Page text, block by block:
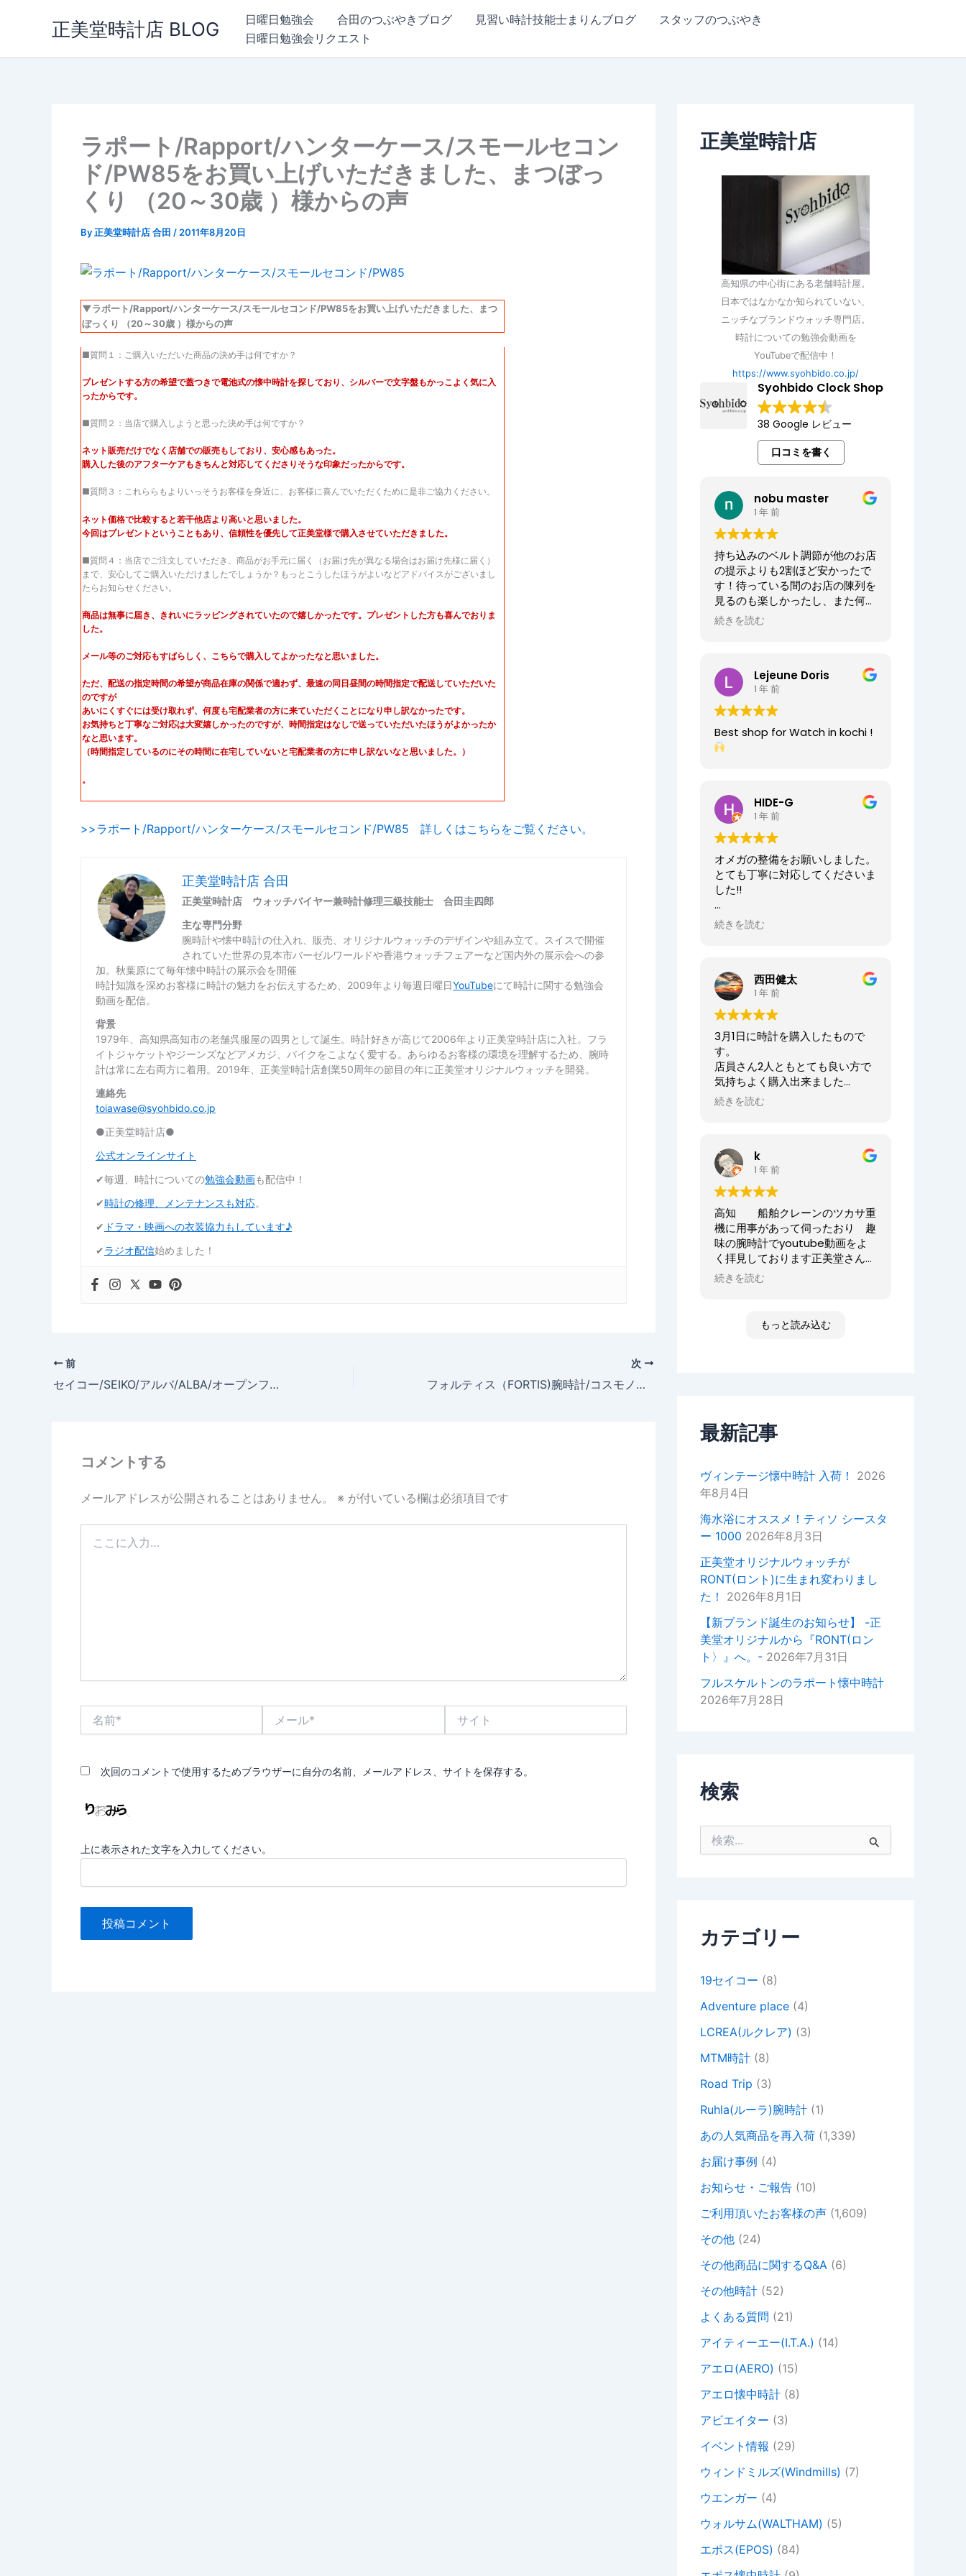
正美堂時計店 BLOG 日曜日勉強会 合田のつぶやきブログ 見習い時計技能士まりんブログ
スタッフのつぶやき
日曜日勉強会リクエスト
ラポート/Rapport/ハンターケース/スモールセコン
ド/PW85をお買い上げいただきました、まつぼっ
くり （20～30歳 ）様からの声
By正美堂時計店 合田 / 2011年8月20日
▼ラポート/Rapport/ハンターケース/スモールセコンド/PW85をお買い上げいただきました、まつ
ぼっくり （20～30歳 ）様からの声
■質問１：ご購入いただいた商品の決め手は何ですか？
プレゼントする方の希望で蓋つきで電池式の懐中時計を探しており、シルバーで文字盤もかっこよく気に入
ったからです。
■質問２：当店で購入しようと思った決め手は何ですか？
ネット販売だけでなく店舗での販売もしており、安心感もあった。
購入した後のアフターケアもきちんと対応してくださりそうな印象だったからです。
■質問３：これららもよりいっそうお客様を身近に、お客様に喜んでいただくために是非ご協力ください。
ネット価格で比較すると若干他店より高いと思いました。
今回はプレゼントということもあり、信頼性を優先して正美堂様で購入させていただきました。
■質問４：当店でご注文していただき、商品がお手元に届く（お届け先が異なる場合はお届け先様に届く）
まで、安心してご購入いただけましたでしょうか？もっとこうしたほうがよいなどアドバイスがございまし
たらお知らせください。
商品は無事に届き、きれいにラッピングされていたので嬉しかったです。プレゼントした方も喜んでおりま
した。
メール等のご対応もすばらしく、こちらで購入してよかったなと思いました。
ただ、配送の指定時間の希望が商品在庫の関係で適わず、最速の同日昼間の時間指定で配送していただいた
のですが
あいにくすぐには受け取れず、何度も宅配業者の方に来ていただくことになり申し訳なかったです。
お気持ちと丁寧なご対応は大変嬉しかったのですが、時間指定はなしで送っていただいたほうがよかったか
なと思います。
（時間指定しているのにその時間に在宅していないと宅配業者の方に申し訳ないなと思いました。）
。
>>ラポート/Rapport/ハンターケース/スモールセコンド/PW85 詳しくはこちらをご覧ください。
正美堂時計店 合田
正美堂時計店 ウォッチバイヤー兼時計修理三級技能士 合田圭四郎
主な専門分野
腕時計や懐中時計の仕入れ、販売、オリジナルウォッチのデザインや組み立て。スイスで開催
されていた世界の見本市バーゼルワールドや香港ウォッチフェアーなど国内外の展示会への参
加。秋葉原にて毎年懐中時計の展示会を開催
時計知識を深めお客様に時計の魅力をお伝えするため、2009年より毎週日曜日YouTubeにて時計に関する勉強会
動画を配信。
背景
1979年、高知県高知市の老舗呉服屋の四男として誕生。時計好きが高じて2006年より正美堂時計店に入社。フラ
イトジャケットやジーンズなどアメカジ、バイクをこよなく愛する。あらゆるお客様の環境を理解するため、腕時
計は常に左右両方に着用。2019年、正美堂時計店創業50周年の節目の年に正美堂オリジナルウォッチを開発。
連絡先
toiawase@syohbido.co.jp
●正美堂時計店●
公式オンラインサイト
✔︎毎週、時計についての勉強会動画も配信中！
✔︎時計の修理、メンテナンスも対応。
✔︎ ドラマ・映画への衣装協力もしています♪
✔︎ラジオ配信始めました！
前
セイコー/SEIKO/アルバ/ALBA/オープンフェイス/AABU004をお買い上げいただきました、ラクーンドッグ（40～50歳 ）様からの声
次
フォルティス（FORTIS)腕時計/コスモノート デイデイト 610.10.11Mをお買い上げいただきました、itukino（50～60歳 ）様からの声
コメントする
メールアドレスが公開されることはありません。 ※ が付いている欄は必須項目です
次回のコメントで使用するためブラウザーに自分の名前、メールアドレス、サイトを保存する。
上に表示された文字を入力してください。
正美堂時計店
高知県の中心街にある老舗時計屋。
日本ではなかなか知られていない、
ニッチなブランドウォッチ専門店。
時計についての勉強会動画を
YouTubeで配信中！
https://www.syohbido.co.jp/
Syohbido Clock Shop
38 Google レビュー
口コミを書く
nobu master
1 年 前
持ち込みのベルト調節が他のお店
の提示よりも2割ほど安かったで
す！待っている間のお店の陳列を
見るのも楽しかったし、また何か
あればお願いしたいお店でした。
た。店員の方が親切なのに加え、
時計がお好きなのが伝わってきま
すし、寄り添った接客をしてくれ
ましたので、買い物が気持ちよく
できました。また、おすすめ通り
交換したベルトもガラッと雰囲気
と仕事がマッチしたご商売は人の
心を豊かにするんだなぁと感じ入
りました。ありがとうございま
す。
オーナーからの返信
先日はベルト調整のご依頼誠にあ
店内も楽しんでいただけて何より
でございます。
ませ。
続きを読む
Lejeune Doris
1 年 前
Best shop for Watch in kochi !
HIDE-G
1 年 前
オメガの整備をお願いしました。
とても丁寧に対応してくださいま
した!!
オーナーからの返信
HIDE-G様
正美堂時計店でございます。
この度は大切な時計の修理をお任
せいただき誠にありがとうござい
ます。
また、嬉しい口コミも誠にありが
とうございます！！
何度も来ていただき申し訳ござい
ませんでした。
ル等、永くお付き合いいただけま
すと幸いです。
どうぞよろしくお願いいたしま
す。
正美堂時計店スタッフ
続きを読む
西田健太
1 年 前
3月1日に時計を購入したもので
す。
店員さん2人ともとても良い方で
気持ちよく購入出来ました
ありがとうございました
この度は数ある時計店の中から当
店へご来店いただき誠にありがと
うございました。
また、嬉しいまで、誠に口コミい
ただきありがとうございます。
大切な時計選びにお立ち会いでき
てとても嬉しかったです
またベルトのサイズが合わなくな
正美堂スタッフ
続きを読む
k
1 年 前
高知 船舶クレーンのツカサ重
機に用事があって伺ったおり 趣
味の腕時計でyoutube動画をよ
く拝見しております正美堂さん
へ 冷やかしで伺ってしまいまし
た ゴメンなさい 小心者ですか
な時間でした
高知 あと何回伺う事があるだ
セイコーのオートクォーツ 褒め
てもらえた！
オーナーからの返信
k様
この度は嬉しい評価をいただき誠
にありがとうございます。
YouTubeの動画もご覧いただい
ているとのことで、スタッフ一同
大変嬉しい気持ちでございます。
次お越しの際はぜひお話しさせて
いただきたいので宜しければお声
掛けいただけると幸いでございま
す。
今後ともどうぞよろしくお願いい
たします。
正美堂時計店スタッフ
続きを読む
もっと読み込む
最新記事
ヴィンテージ懐中時計 入荷！
2026
年8月4日
海水浴にオススメ！ティソ シースタ
ー 1000 2026年8月3日
正美堂オリジナルウォッチが
RONT(ロント)に生まれ変わりまし
た！
2026年8月1日
【新ブランド誕生のお知らせ】 -正
美堂オリジナルから『RONT(ロン
ト〉』へ。- 2026年7月31日
フルスケルトンのラポート懐中時計
2026年7月28日
検索
カテゴリー
19セイコー (8)
Adventure place (4)
LCREA(ルクレア) (3)
MTM時計 (8)
Road Trip (3)
Ruhla(ルーラ)腕時計 (1)
あの人気商品を再入荷 (1,339)
お届け事例 (4)
お知らせ・ご報告 (10)
ご利用頂いたお客様の声 (1,609)
その他 (24)
その他商品に関するQ&A (6)
その他時計 (52)
よくある質問 (21)
アイティーエー(I.T.A.) (14)
アエロ(AERO) (15)
アエロ懐中時計 (8)
アビエイター (3)
イベント情報 (29)
ウィンドミルズ(Windmills) (7)
ウエンガー (4)
ウォルサム(WALTHAM) (5)
エポス(EPOS) (84)